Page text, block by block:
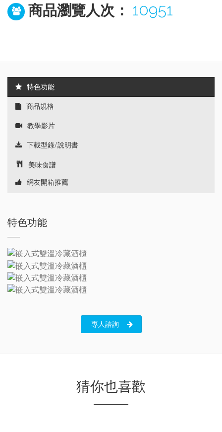
商品瀏覽人次： 10951
特色功能
商品規格
教學影片
下載型錄/說明書
美味食譜
網友開箱推薦
特色功能
專人諮詢
猜你也喜歡